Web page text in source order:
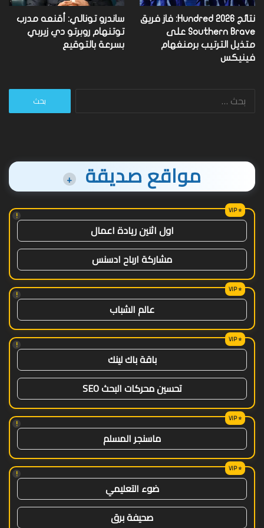
نتائج Hundred 2026: فاز فريق
Southern Brave على
متذيل الترتيب برمنغهام
فينيكس
ساندرو تونالي: أقنعه مدرب
توتنهام روبرتو دي زيربي
بسرعة بالتوقيع
البحث
مواقع صديقة +
!
اول اثنين ريادة اعمال
مشاركة ارباح ادسنس
!
عالم الشباب
!
باقة باك لينك
تحسين محركات البحث SEO
!
ماسنجر المسلم
!
ضوء التعليمي
صحيفة برق